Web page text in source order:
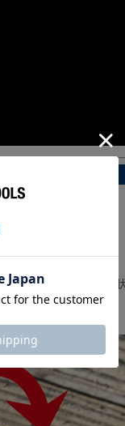
にもしっかり届く形